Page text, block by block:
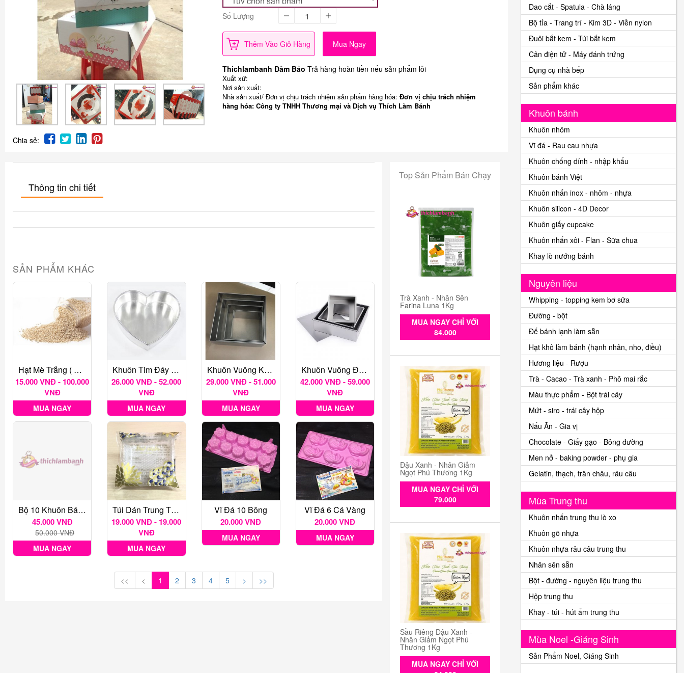
Chia sẻ:
Số Lượng
Thêm Vào Giỏ Hàng Mua Ngay
Thichlambanh Đảm Bảo Trả hàng hoàn tiền nếu sản phẩm lỗi
Xuất xứ:
Nơi sản xuất:
Nhà sản xuất/ Đơn vị chịu trách nhiệm sản phẩm hàng hóa: Đơn vị chịu trách nhiệm
hàng hóa: Công ty TNHH Thương mại và Dịch vụ Thích Làm Bánh
Thông tin chi tiết
SẢN PHẨM KHÁC
Hạt Mè Trắng ( Chưa Rang)
15.000 VNĐ - 100.000
VNĐ
MUA NGAY
Khuôn Tim Đáy Liền
26.000 VNĐ - 52.000
VNĐ
MUA NGAY
Khuôn Vuông Không Đáy
29.000 VNĐ - 51.000
VNĐ
MUA NGAY
Khuôn Vuông Đáy Rời Nhiều Kích Thước
42.000 VNĐ - 59.000
VNĐ
MUA NGAY
Bộ 10 Khuôn Bánh Bò Hình Lá
45.000 VNĐ
50.000 VNĐ
MUA NGAY
Túi Dán Trung Thu Các Loại 1 Bịch 100 Gr
19.000 VNĐ - 19.000
VNĐ
MUA NGAY
Vĩ Đá 10 Bông
20.000 VNĐ
MUA NGAY
Vĩ Đá 6 Cá Vàng
20.000 VNĐ
MUA NGAY
<< < 1 2 3 4 5 > >>
Top Sản Phẩm Bán Chạy
Trà Xanh - Nhân Sên
Farina Luna 1Kg
MUA NGAY CHỈ VỚI
84.000
Đậu Xanh - Nhân Giảm
Ngọt Phú Thương 1Kg
MUA NGAY CHỈ VỚI
79.000
Sầu Riêng Đậu Xanh -
Nhân Giảm Ngọt Phú
Thương 1Kg
MUA NGAY CHỈ VỚI
Dao cắt - Spatula - Chà láng
Bộ tỉa - Trang trí - Kim 3D - Viền nylon
Đuôi bắt kem - Túi bắt kem
Cân điện tử - Máy đánh trứng
Dụng cụ nhà bếp
Sản phẩm khác
Khuôn bánh
Khuôn nhôm
Vĩ đá - Rau cau nhựa
Khuôn chống dính - nhập khẩu
Khuôn bánh Việt
Khuôn nhấn inox - nhôm - nhựa
Khuôn silicon - 4D Decor
Khuôn giấy cupcake
Khuôn nhấn xôi - Flan - Sữa chua
Khay lò nướng bánh
Nguyên liệu
Whipping - topping kem bơ sữa
Đường - bột
Đế bánh lạnh làm sẵn
Hạt khô làm bánh (hạnh nhân, nho, điều)
Hương liệu - Rượu
Trà - Cacao - Trà xanh - Phô mai rắc
Màu thực phẩm - Bột trái cây
Mứt - siro - trái cây hộp
Nấu Ăn - Gia vị
Chocolate - Giấy gạo - Bông đường
Men nở - baking powder - phụ gia
Gelatin, thạch, trân châu, râu câu
Mùa Trung thu
Khuôn nhấn trung thu lò xo
Khuôn gõ nhựa
Khuôn nhựa râu câu trung thu
Nhân sên sẵn
Bột - đường - nguyên liệu trung thu
Hộp trung thu
Khay - túi - hút ẩm trung thu
Mùa Noel -Giáng Sinh
Sản Phẩm Noel, Giáng Sinh